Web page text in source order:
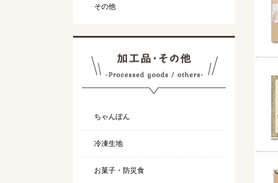
その他
ちゃんぽん
冷凍生地
お菓子・防災食